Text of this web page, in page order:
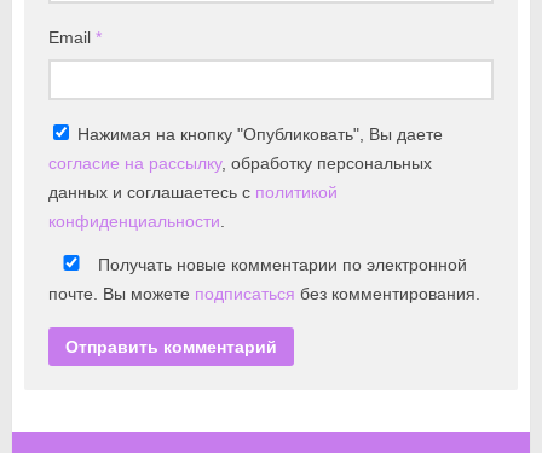
Email *
Нажимая на кнопку "Опубликовать", Вы даете
согласие на рассылку, обработку персональных
данных и соглашаетесь с политикой
конфиденциальности
Получать новые комментарии по электронной
почте. Вы можете подписаться без комментирования.